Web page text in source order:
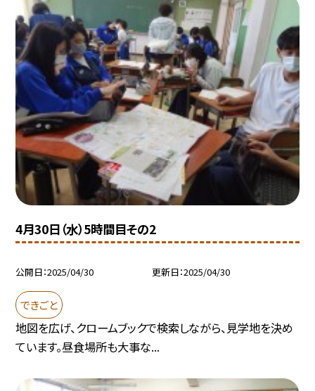
4月30日（水）5時間目その2
公開日 2025/04/30 更新日 2025/04/30
できごと
地図を広げ、クロームブックで検索しながら、見学地を決め
ています。昼食場所も大事な...